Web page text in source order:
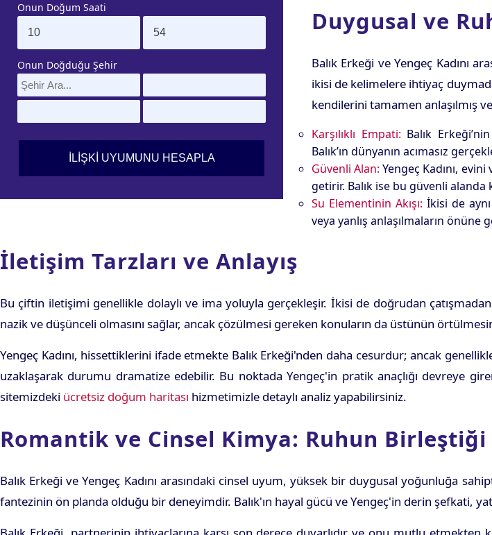
Onun Doğum Saati
Onun Doğduğu Şehir
Duygusal ve
Balık Erkeği ve Yengeç Kadını
ikisi de kelimelere ihtiyaç
kendilerini tamamen anlaşılmış
Karşılıklı Empati: Balık
Balık’ın dünyanın acımasız
Güvenli Alan: Yengeç Kadını,
getirir. Balık ise bu güvenli
Su Elementinin Akışı: İkisi de
veya yanlış anlaşılmaların
İletişim Tarzları ve Anlayış
Bu çiftin iletişimi genellikle dolaylı ve ima yoluyla gerçekleşir. İkisi de doğrudan
nazik ve düşünceli olmasını sağlar, ancak çözülmesi gereken konuların da üstünün
Yengeç Kadını, hissettiklerini ifade etmekte Balık Erkeği'nden daha cesurdur; ancak
uzaklaşarak durumu dramatize edebilir. Bu noktada Yengeç'in pratik anaçlığı devreye
sitemizdeki ücretsiz doğum haritası hizmetimizle detaylı analiz yapabilirsiniz.
Romantik ve Cinsel Kimya: Ruhun
Balık Erkeği ve Yengeç Kadını arasındaki cinsel uyum, yüksek bir duygusal yoğunluğa
fantezinin ön planda olduğu bir deneyimdir. Balık'ın hayal gücü ve Yengeç'in derin şefkati,